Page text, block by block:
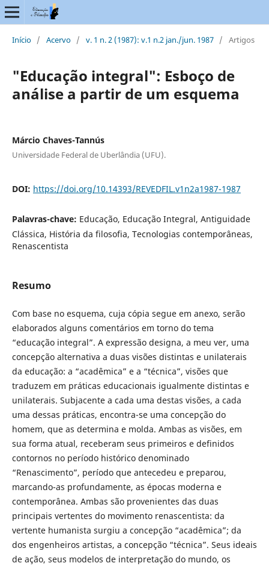
Início / Acervo / v. 1 n. 2 (1987): v.1 n.2 jan./jun. 1987 / Artigos
"Educação integral": Esboço de
análise a partir de um esquema
Márcio Chaves-Tannús
Universidade Federal de Uberlândia (UFU).
DOI: https://doi.org/10.14393/REVEDFIL.v1n2a1987-1987
Palavras-chave: Educação, Educação Integral, Antiguidade
Clássica, História da filosofia, Tecnologias contemporâneas,
Renascentista
Resumo
Com base no esquema, cuja cópia segue em anexo, serão
elaborados alguns comentários em torno do tema
“educação integral”. A expressão designa, a meu ver, uma
concepção alternativa a duas visões distintas e unilaterais
da educação: a “acadêmica” e a “técnica”, visões que
traduzem em práticas educacionais igualmente distintas e
unilaterais. Subjacente a cada uma destas visões, a cada
uma dessas práticas, encontra-se uma concepção do
homem, que as determina e molda. Ambas as visões, em
sua forma atual, receberam seus primeiros e definidos
contornos no período histórico denominado
“Renascimento”, período que antecedeu e preparou,
marcando-as profundamente, as épocas moderna e
contemporânea. Ambas são provenientes das duas
principais vertentes do movimento renascentista: da
vertente humanista surgiu a concepção “acadêmica”; da
dos engenheiros artistas, a concepção “técnica”. Seus ideais
de ação, seus modelos de interpretação do mundo, os